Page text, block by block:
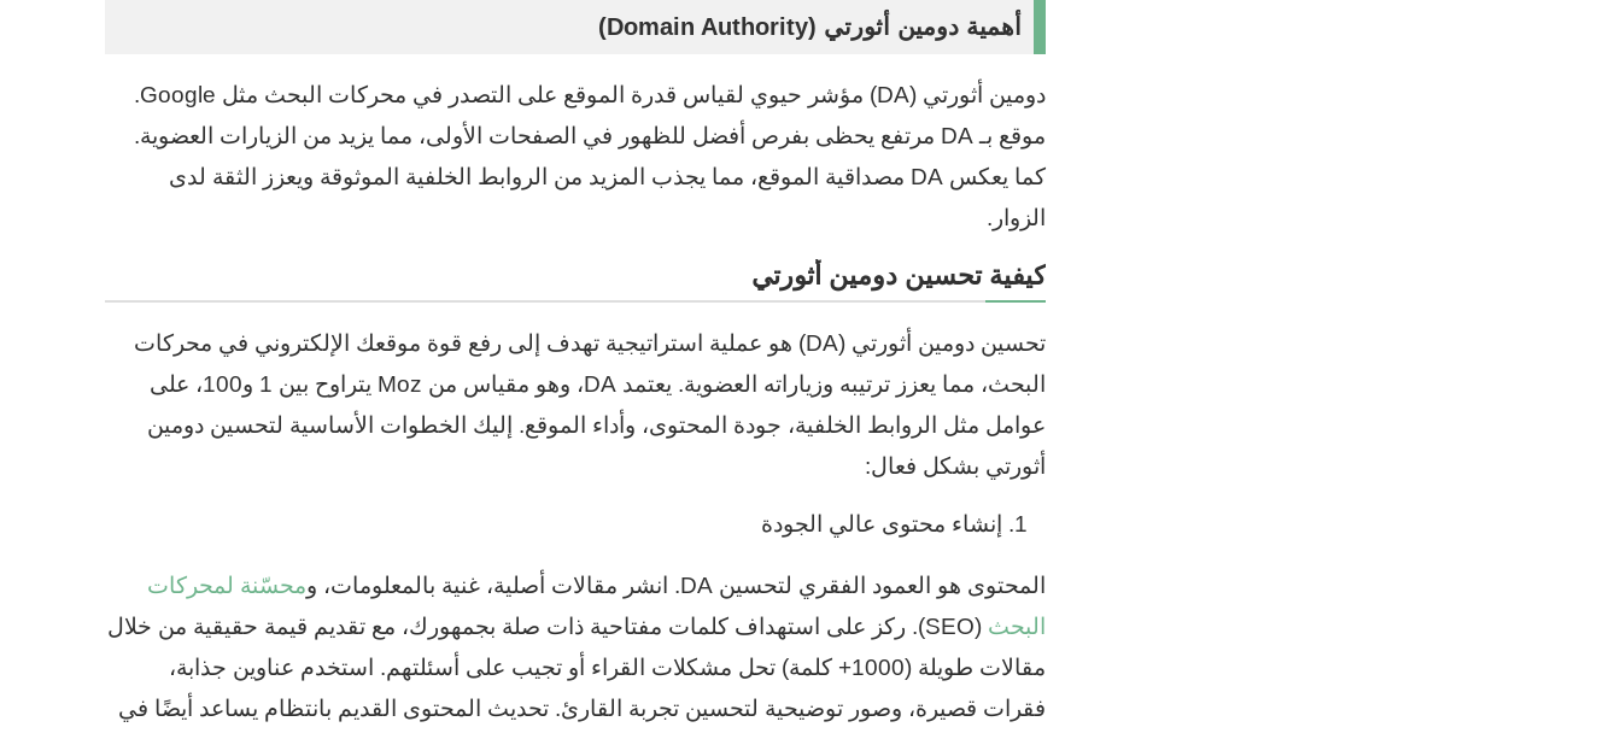
أهمية دومين أثورتي (Domain Authority)
دومين أثورتي (DA) مؤشر حيوي لقياس قدرة الموقع على التصدر في محركات البحث مثل Google.
موقع بـ DA مرتفع يحظى بفرص أفضل للظهور في الصفحات الأولى، مما يزيد من الزيارات العضوية.
كما يعكس DA مصداقية الموقع، مما يجذب المزيد من الروابط الخلفية الموثوقة ويعزز الثقة لدى
الزوار.
كيفية تحسين دومين أثورتي
تحسين دومين أثورتي (DA) هو عملية استراتيجية تهدف إلى رفع قوة موقعك الإلكتروني في محركات
البحث، مما يعزز ترتيبه وزياراته العضوية. يعتمد DA، وهو مقياس من Moz يتراوح بين 1 و100، على
عوامل مثل الروابط الخلفية، جودة المحتوى، وأداء الموقع. إليك الخطوات الأساسية لتحسين دومين
أثورتي بشكل فعال:
إنشاء محتوى عالي الجودة
المحتوى هو العمود الفقري لتحسين DA. انشر مقالات أصلية، غنية بالمعلومات، و
محسّنة لمحركات
البحث
(SEO). ركز على استهداف كلمات مفتاحية ذات صلة بجمهورك، مع تقديم قيمة حقيقية من خلال
مقالات طويلة (1000+ كلمة) تحل مشكلات القراء أو تجيب على أسئلتهم. استخدم عناوين جذابة،
فقرات قصيرة، وصور توضيحية لتحسين تجربة القارئ. تحديث المحتوى القديم بانتظام يساعد أيضًا في